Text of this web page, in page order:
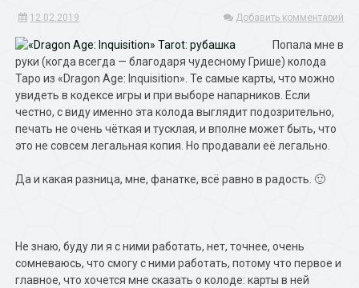
12.02.2019 Добавить комментарий
Попала мне в
руки (когда всегда — благодаря чудесному Грише) колода
Таро из «Dragon Age: Inquisition». Те самые карты, что можно
увидеть в кодексе игры и при выборе напарников. Если
честно, с виду именно эта колода выглядит подозрительно,
печать не очень чёткая и тусклая, и вполне может быть, что
это не совсем легальная копия. Но продавали её легально.
Да и какая разница, мне, фанатке, всё равно в радость. 🙂
Не знаю, буду ли я с ними работать, нет, точнее, очень
сомневаюсь, что смогу с ними работать, потому что первое и
главное, что хочется мне сказать о колоде: карты в ней